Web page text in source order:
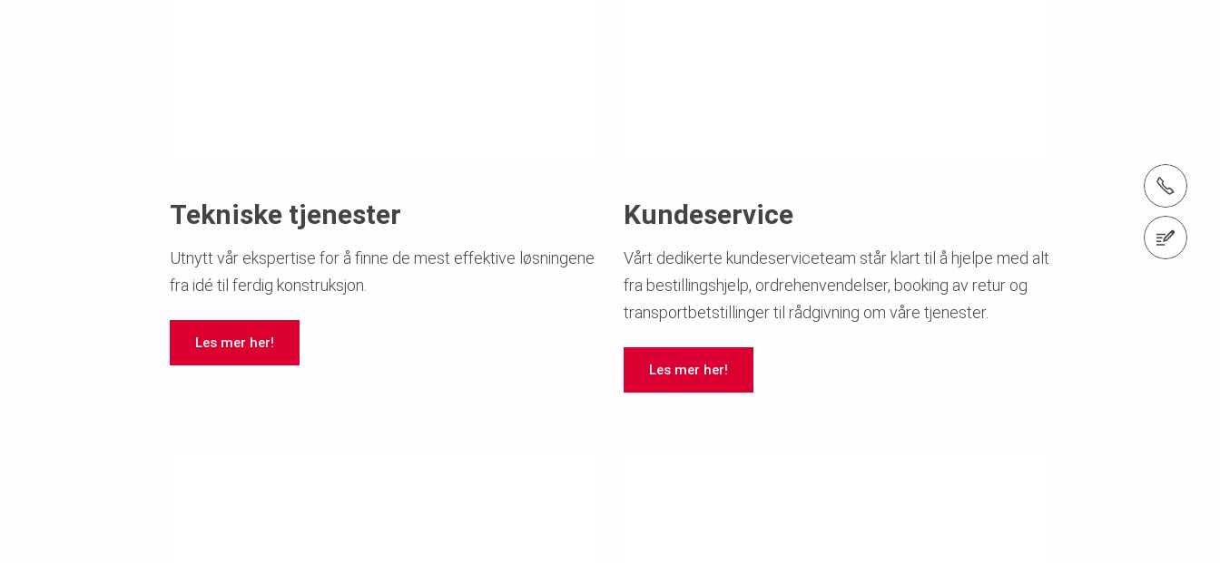
Tekniske tjenester
Utnytt vår ekspertise for å finne de mest effektive løsningene
fra idé til ferdig konstruksjon.
Les mer her!
Kundeservice
Vårt dedikerte kundeserviceteam står klart til å hjelpe med alt
fra bestillingshjelp, ordrehenvendelser, booking av retur og
transportbetstillinger til rådgivning om våre tjenester.
Les mer her!